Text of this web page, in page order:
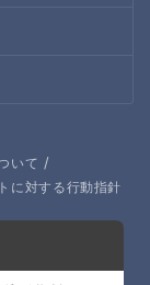
いて /
に対する行動指針